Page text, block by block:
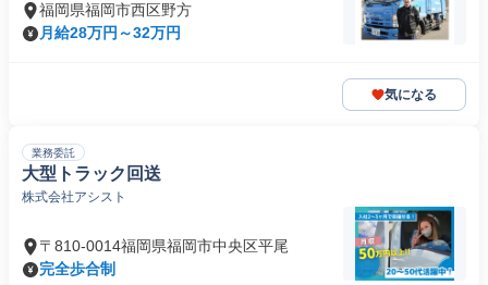
福岡県福岡市西区野方
月給28万円～32万円
気になる
業務委託
大型トラック回送
株式会社アシスト
〒810-0014福岡県福岡市中央区平尾
完全歩合制